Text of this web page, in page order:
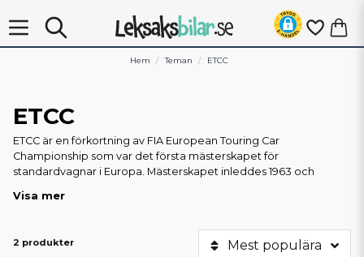
Hem Teman ETCC
ETCC
ETCC är en förkortning av FIA European Touring Car
Championship som var det första mästerskapet för
standardvagnar i Europa. Mästerskapet inleddes 1963 och
under namnet World Touring Car Championship och dessa
modeller av dessa tävlingsbilar, bland annat Volvo 240. Volvo
hade ju på 80-talet fina framgångar med Volvo 240 vilken
Visa mer
2 produkter Mest populära